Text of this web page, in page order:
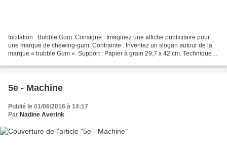
Incitation : Bubble Gum. Consigne : Imaginez une affiche publicitaire pour
une marque de chewing-gum. Contrainte : Inventez un slogan autour de la
marque « bubble Gum ». Support : Papier à grain 29,7 x 42 cm. Technique
5e - Machine
Publié le 01/06/2016 à 14:17
Par Nadine Averink